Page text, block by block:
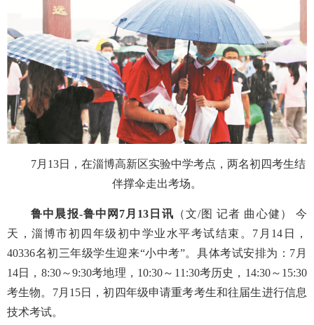
7月13日，在淄博高新区实验中学考点，两名初四考生结
伴撑伞走出考场。
鲁中晨报-鲁中网7月13日讯 （文/图 记者 曲心健） 今
天，淄博市初四年级初中学业水平考试结束。7月14日，
40336名初三年级学生迎来“小中考”。具体考试安排为：7月
14日，8:30～9:30考地理，10:30～11:30考历史，14:30～15:30
考生物。7月15日，初四年级申请重考考生和往届生进行信息
技术考试。